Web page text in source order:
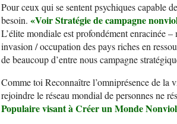
Pour ceux qui se sentent psychiques capable
besoin. «Voir Stratégie de campagne
L’élite mondiale est profondément enracinée
invasion / occupation des pays riches en
de beaucoup d’entre nous campagne
Comme toi Reconnaître l’omniprésence de la
rejoindre le réseau mondial de personnes ne
Populaire visant àCréer unMondeN